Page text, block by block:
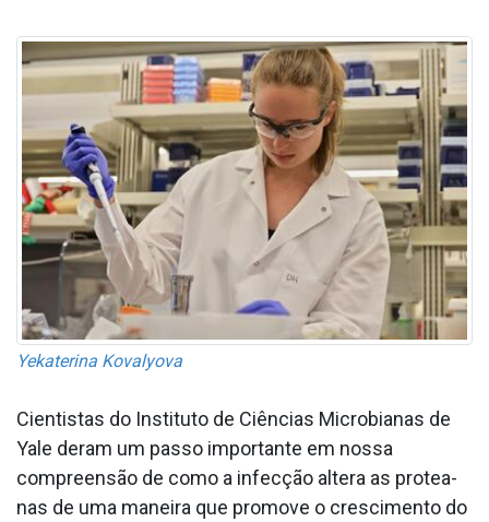
Yekaterina Kovalyova
Cientistas do Instituto de Ciências Microbianas de
Yale deram um passo importante em nossa
compreensão de como a infecção altera as protea­
nas de uma maneira que promove o crescimento do